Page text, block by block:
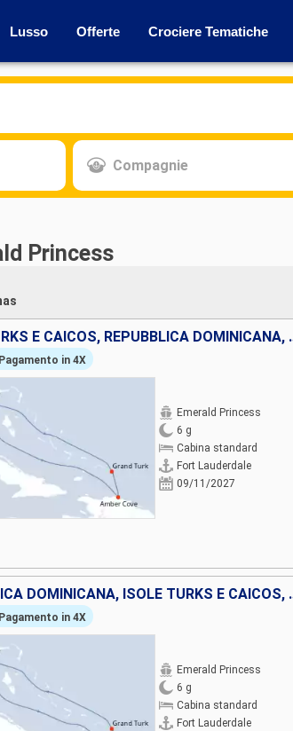
Lusso Offerte Crociere Tematiche
Compagnie
Princess
ISOLE TURKS E
Pagamento in 4X
Emerald Princess
6 g
Cabina standard
Fort Lauderdale
09/11/2027
REPUBBLICA
Pagamento in 4X
Emerald Princess
6 g
Cabina standard
Fort Lauderdale